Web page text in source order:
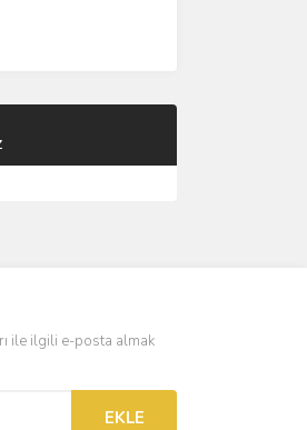
ile ilgili e-posta almak
EKLE